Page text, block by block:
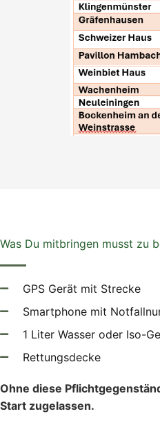
Was Du mitbringen musst zu
GPS Gerät mit Strecke
Smartphone mit
1 Liter Wasser oder Iso-
Rettungsdecke
Ohne diese
Start zugelassen.